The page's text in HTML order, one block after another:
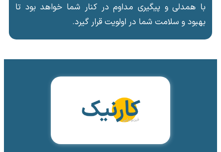
با همدلی و پیگیری مداوم در کنار شما خواهد بود تا
بهبود و سلامت شما در اولویت قرار گیرد.